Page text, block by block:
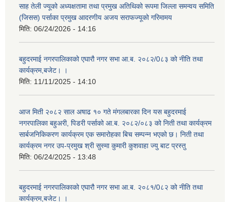
साह तेली ज्यूको अध्यक्षतामा तथा प्रमुख अतिथिको रूपमा जिल्ला समन्वय समिति
(जिसस) पर्साका प्रमुख आदरणीय अजय सराफज्यूको गरिमामय
मिति: 06/24/2026 - 14:16
बहुदरमाई नगरपालिकाको एघारौ नगर सभा आ.ब. २०८२/0८३ को नीति तथा
कार्यक्रम,बजेट। ।
मिति: 11/11/2025 - 14:10
आज मिती २०८२ साल अषाढ १० गते मंगलबारका दिन यस बहुदरमाई
नगरपालिका बहुअरी, पिडरी पर्साको आ.ब. २०८२/०८३ को निती तथा कार्यक्रम
सार्बजनिकिकरण कार्यक्रम एक समारोहका बिच सम्पन्न भएको छ। निती तथा
कार्यक्रम नगर उप-प्रमुख श्री सुस्मा कुमारी कुशवाहा ज्यु बाट प्रस्तु
मिति: 06/24/2025 - 13:48
बहुदरमाई नगरपालिकाको एघारौ नगर सभा आ.ब. २०८१/0८२ को नीति तथा
कार्यक्रम,बजेट। ।